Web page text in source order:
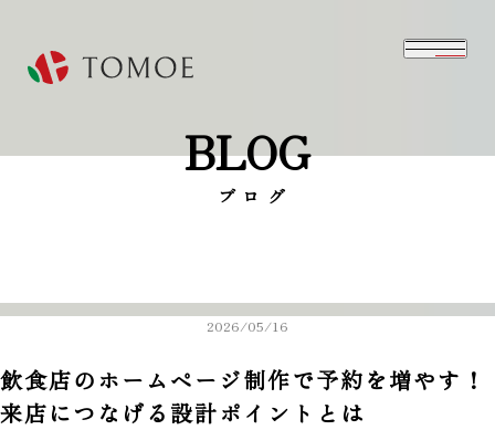
BLOG
⁨⁩ブログ
2026/05/16
飲食店のホームページ制作で予約を増やす！
来店につなげる設計ポイントとは